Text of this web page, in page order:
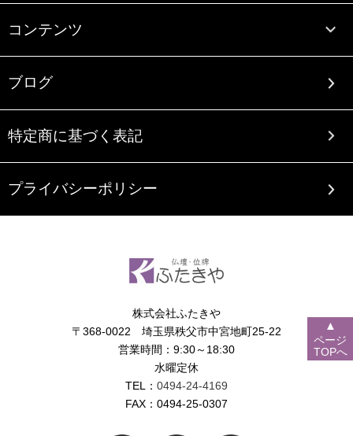
コンテンツ
ブログ
特定商に基づく表記
プライバシーポリシー
株式会社ふたきや
〒368-0022 埼玉県秩父市中宮地町25-22
営業時間：9:30～18:30
水曜定休
TEL： 0494-24-4169
FAX：0494-25-0307
▲
ページ
TOPへ